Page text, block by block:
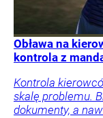
Obława na
kontrola z
Kontrola
skalę problemu.
dokumenty, a